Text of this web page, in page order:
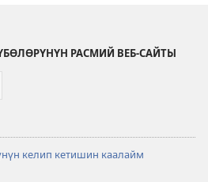
РАСМИЙ ВЕБ-САЙТЫ
келип кетишин каалайм